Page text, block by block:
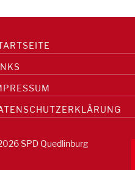
SPD Quedlinburg